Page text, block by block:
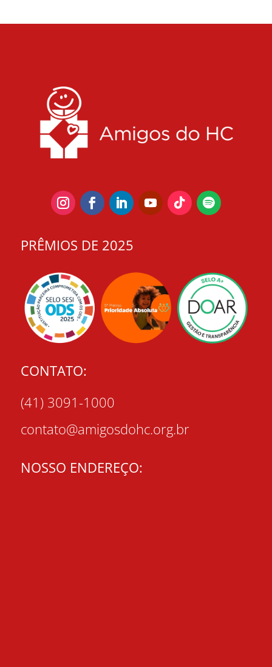
PRÊMIOS DE 2025
CONTATO:
(41) 3091-1000
contato@amigosdohc.org.br
NOSSO ENDEREÇO: